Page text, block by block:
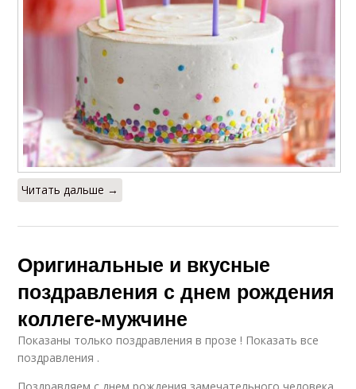
Читать дальше →
Оригинальные и вкусные
поздравления с днем рождения
коллеге-мужчине
Показаны только поздравления в прозе ! Показать все
поздравления .